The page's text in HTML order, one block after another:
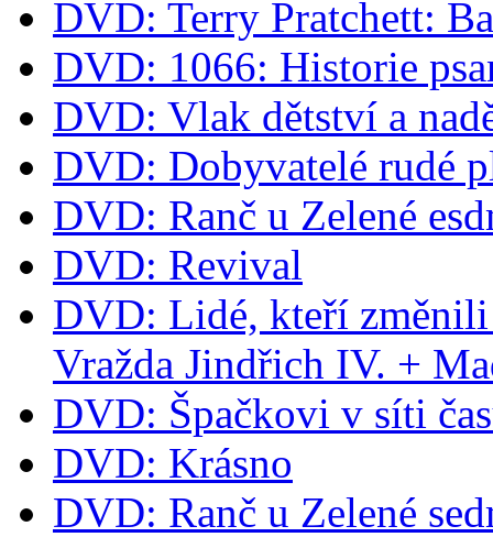
DVD: Terry Pratchett:
DVD: 1066: Historie
DVD: Vlak dětství a
DVD: Dobyvatelé rudé
DVD: Ranč u Zelené
DVD: Revival
DVD: Lidé, kteří
Vražda Jindřich IV. +
DVD: Špačkovi v síti
DVD: Krásno
DVD: Ranč u Zelené